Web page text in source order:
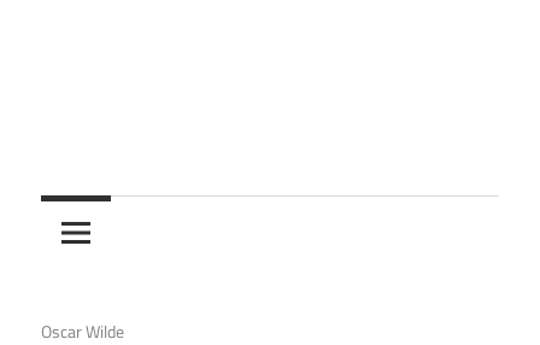
2. 12. 2020
Oscar Wilde